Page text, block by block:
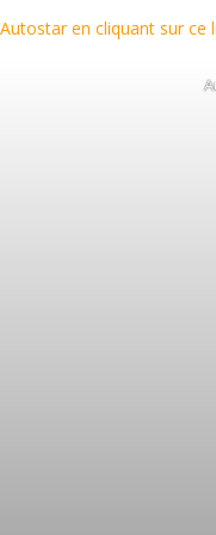
en cliquant sur ce